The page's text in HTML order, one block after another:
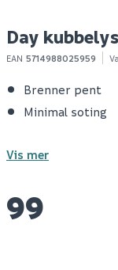
Day
EAN 5714988025959
Brenner pent
Minimal soting
Vis mer
99